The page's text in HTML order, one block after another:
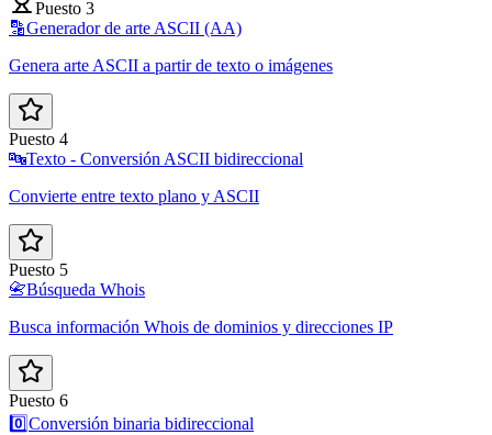
Puesto 3
🔡Generador de arte ASCII (AA)
Genera arte ASCII a partir de texto o imágenes
Puesto 4
🔤Texto - Conversión ASCII bidireccional
Convierte entre texto plano y ASCII
Puesto 5
📇Búsqueda Whois
Busca información Whois de dominios y direcciones IP
Puesto 6
0️⃣Conversión binaria bidireccional